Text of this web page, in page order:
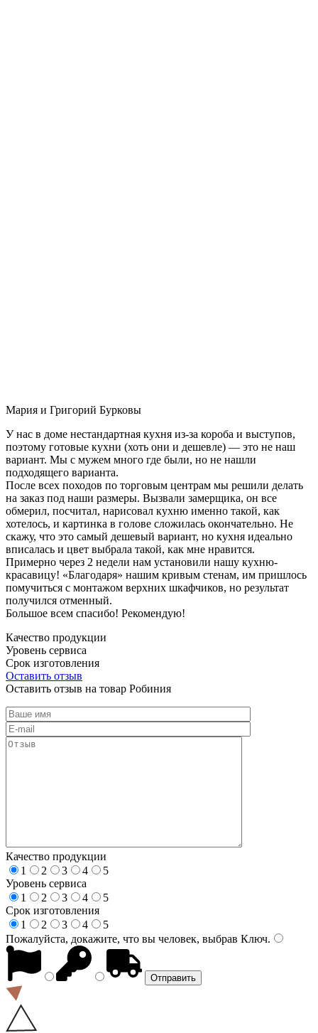
Мария и Григорий Бурковы
У нас в доме нестандартная кухня из-за короба и выступов,
поэтому готовые кухни (хоть они и дешевле) — это не наш
вариант. Мы с мужем много где были, но не нашли
подходящего варианта.
После всех походов по торговым центрам мы решили делать
на заказ под наши размеры. Вызвали замерщика, он все
обмерил, посчитал, нарисовал кухню именно такой, как
хотелось, и картинка в голове сложилась окончательно. Не
скажу, что это самый дешевый вариант, но кухня идеально
вписалась и цвет выбрала такой, как мне нравится.
Примерно через 2 недели нам установили нашу кухню-
красавицу! «Благодаря» нашим кривым стенам, им пришлось
помучиться с монтажом верхних шкафчиков, но результат
получился отменный.
Большое всем спасибо! Рекомендую!
Качество продукции
Уровень сервиса
Срок изготовления
Оставить отзыв
Оставить отзыв на товар Робиния
Качество продукции
1
2 3 4
5
Уровень сервиса
1
2 3 4
5
Срок изготовления
1
2 3 4
5
Пожалуйста, докажите, что вы человек, выбрав Ключ.